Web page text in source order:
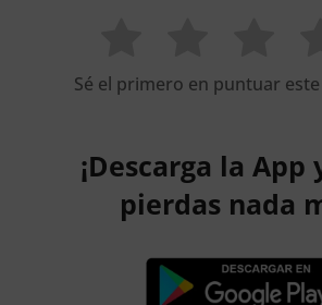
Sé el primero en puntuar
¡Descarga la App
pierdas nada